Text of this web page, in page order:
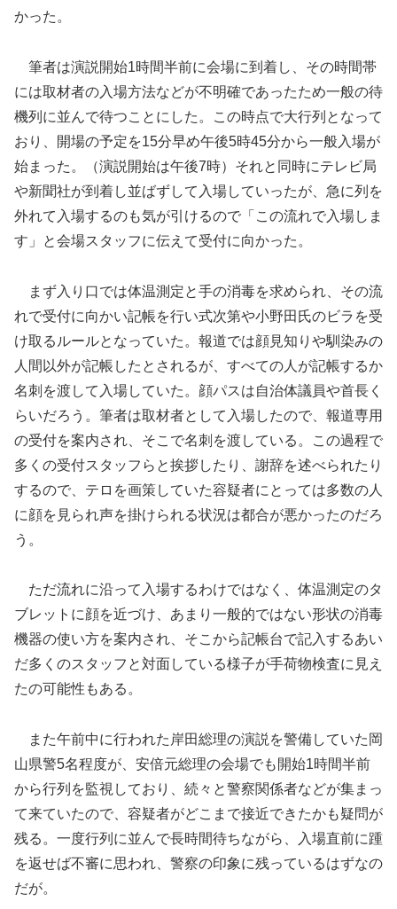
かった。
筆者は演説開始1時間半前に会場に到着し、その時間帯
には取材者の入場方法などが不明確であったため一般の待
機列に並んで待つことにした。この時点で大行列となって
おり、開場の予定を15分早め午後5時45分から一般入場が
始まった。（演説開始は午後7時）それと同時にテレビ局
や新聞社が到着し並ばずして入場していったが、急に列を
外れて入場するのも気が引けるので「この流れで入場しま
す」と会場スタッフに伝えて受付に向かった。
まず入り口では体温測定と手の消毒を求められ、その流
れで受付に向かい記帳を行い式次第や小野田氏のビラを受
け取るルールとなっていた。報道では顔見知りや馴染みの
人間以外が記帳したとされるが、すべての人が記帳するか
名刺を渡して入場していた。顔パスは自治体議員や首長く
らいだろう。筆者は取材者として入場したので、報道専用
の受付を案内され、そこで名刺を渡している。この過程で
多くの受付スタッフらと挨拶したり、謝辞を述べられたり
するので、テロを画策していた容疑者にとっては多数の人
に顔を見られ声を掛けられる状況は都合が悪かったのだろ
う。
ただ流れに沿って入場するわけではなく、体温測定のタ
ブレットに顔を近づけ、あまり一般的ではない形状の消毒
機器の使い方を案内され、そこから記帳台で記入するあい
だ多くのスタッフと対面している様子が手荷物検査に見え
たの可能性もある。
また午前中に行われた岸田総理の演説を警備していた岡
山県警5名程度が、安倍元総理の会場でも開始1時間半前
から行列を監視しており、続々と警察関係者などが集まっ
て来ていたので、容疑者がどこまで接近できたかも疑問が
残る。一度行列に並んで長時間待ちながら、入場直前に踵
を返せば不審に思われ、警察の印象に残っているはずなの
だが。